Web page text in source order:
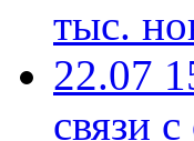
тыс.
22.07
связи